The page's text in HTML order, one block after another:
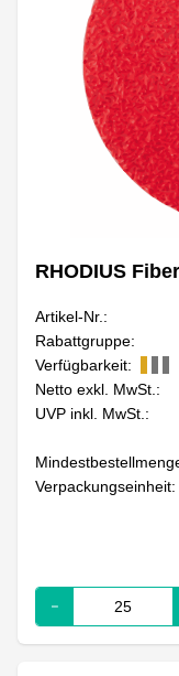
RHODIUS
Artikel-Nr.:
Rabattgruppe:
Verfügbarkeit:
Netto exkl. MwSt.:
UVP inkl. MwSt.:
Verpackungseinheit: